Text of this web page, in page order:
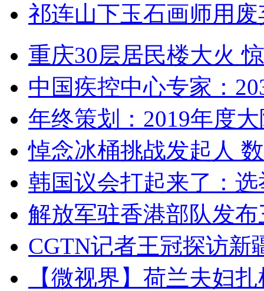
祁连山下玉石画师用
重庆30层居民楼大火
中国疾控中心专家：
年终策划：2019年度
悼念冰桶挑战发起人
韩国议会打起来了：
解放军驻香港部队发
CGTN记者王冠探访新
【微视界】荷兰夫妇